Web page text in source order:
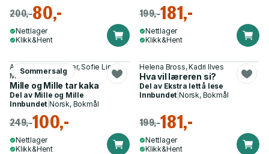
200,-80,-
Nettlager
Klikk&Hent
199,-181,-
Nettlager
Klikk&Hent
Sommersalg
Anne Sofie Hammer, Sofie Lind
Mesterton
Mille og Mille tar kaka
Del av Mille og Mille
Innbundet |Norsk, Bokmål
249,-100,-
Nettlager
Klikk&Hent
Helena Bross, Kadri Ilves
Hva vil læreren si?
Del av Ekstra lett å lese
Innbundet |Norsk, Bokmål
199,-181,-
Nettlager
Klikk&Hent